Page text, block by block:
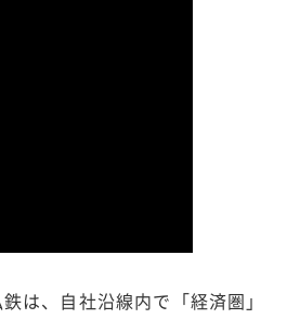
は、自社沿線内で「経済圏」